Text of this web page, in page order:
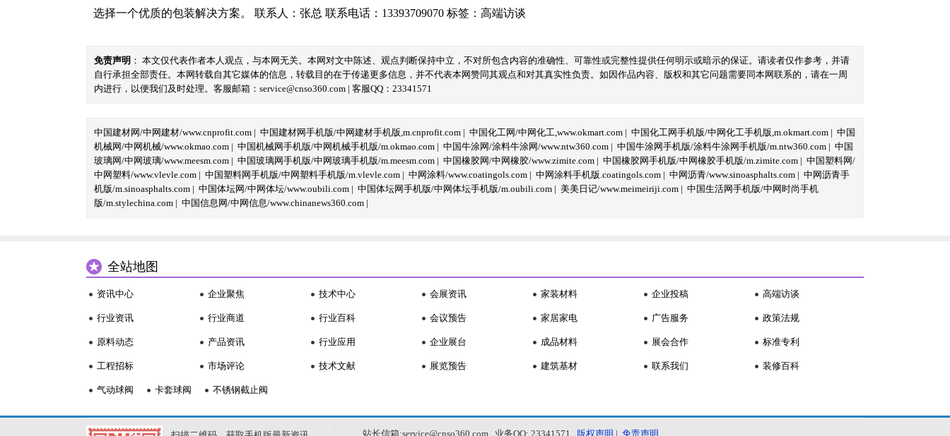
选择一个优质的包装解决方案。 联系人：张总 联系电话：13393709070 标签： 高端访谈
免责声明 ： 本文仅代表作者本人观点，与本网无关。本网对文中陈述、观点判断保持中立，不对所包含内容的准确性、可靠性或完整性提供任何明示或暗示的保证。请读者仅作参考，并请
自行承担全部责任。本网转载自其它媒体的信息，转载目的在于传递更多信息，并不代表本网赞同其观点和对其真实性负责。如因作品内容、版权和其它问题需要同本网联系的，请在一周
内进行，以便我们及时处理。客服邮箱：service@cnso360.com | 客服QQ：23341571
中国建材网/中网建材/www.cnprofit.com | 中国建材网手机版/中网建材手机版,m.cnprofit.com | 中国化工网/中网化工,www.okmart.com | 中国化工网手机版/中网化工手机版,m.okmart.com | 中国
机械网/中网机械/www.okmao.com | 中国机械网手机版/中网机械手机版/m.okmao.com | 中国牛涂网/涂料牛涂网/www.ntw360.com | 中国牛涂网手机版/涂料牛涂网手机版/m.ntw360.com | 中国
玻璃网/中网玻璃/www.meesm.com | 中国玻璃网手机版/中网玻璃手机版/m.meesm.com | 中国橡胶网/中网橡胶/www.zimite.com | 中国橡胶网手机版/中网橡胶手机版/m.zimite.com | 中国塑料网/
中网塑料/www.vlevle.com | 中国塑料网手机版/中网塑料手机版/m.vlevle.com | 中网涂料/www.coatingols.com | 中网涂料手机版.coatingols.com | 中网沥青/www.sinoasphalts.com | 中网沥青手
机版/m.sinoasphalts.com | 中国体坛网/中网体坛/www.oubili.com | 中国体坛网手机版/中网体坛手机版/m.oubili.com | 美美日记/www.meimeiriji.com | 中国生活网手机版/中网时尚手机
版/m.stylechina.com | 中国信息网/中网信息/www.chinanews360.com |
全站地图
资讯中心
行业资讯
原料动态
工程招标
企业聚焦
行业商道
产品资讯
市场评论
技术中心
行业百科
行业应用
技术文献
会展资讯
会议预告
企业展台
展览预告
家装材料
家居家电
成品材料
建筑基材
企业投稿
广告服务
展会合作
联系我们
高端访谈
政策法规
标准专利
装修百科
气动球阀 卡套球阀 不锈钢截止阀
站长信箱:service@cnso360.com 业务QQ: 23341571 版权声明 | 免责声明